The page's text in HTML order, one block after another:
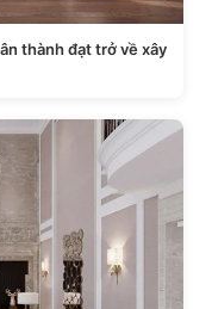
thành đạt trở về xây